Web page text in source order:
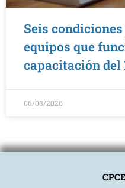
Seis
equipos que
capacitación del
06/08/2026